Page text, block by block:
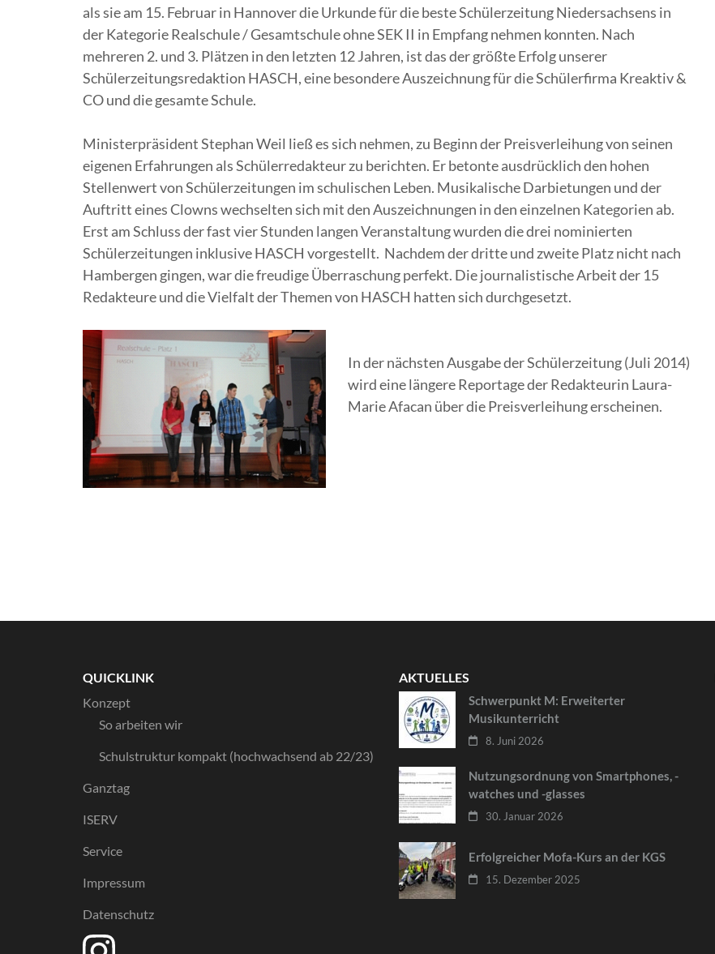
als sie am 15. Februar in Hannover die Urkunde für die beste Schülerzeitung Niedersachsens in
der Kategorie Realschule / Gesamtschule ohne SEK II in Empfang nehmen konnten. Nach
mehreren 2. und 3. Plätzen in den letzten 12 Jahren, ist das der größte Erfolg unserer
Schülerzeitungsredaktion HASCH, eine besondere Auszeichnung für die Schülerfirma Kreaktiv &
CO und die gesamte Schule.
Ministerpräsident Stephan Weil ließ es sich nehmen, zu Beginn der Preisverleihung von seinen
eigenen Erfahrungen als Schülerredakteur zu berichten. Er betonte ausdrücklich den hohen
Stellenwert von Schülerzeitungen im schulischen Leben. Musikalische Darbietungen und der
Auftritt eines Clowns wechselten sich mit den Auszeichnungen in den einzelnen Kategorien ab.
Erst am Schluss der fast vier Stunden langen Veranstaltung wurden die drei nominierten
Schülerzeitungen inklusive HASCH vorgestellt. Nachdem der dritte und zweite Platz nicht nach
Hambergen gingen, war die freudige Überraschung perfekt. Die journalistische Arbeit der 15
Redakteure und die Vielfalt der Themen von HASCH hatten sich durchgesetzt.
In der nächsten Ausgabe der Schülerzeitung (Juli 2014)
wird eine längere Reportage der Redakteurin Laura-
Marie Afacan über die Preisverleihung erscheinen.
QUICKLINK
Konzept
So arbeiten wir
Schulstruktur kompakt (hochwachsend ab 22/23)
Ganztag
ISERV
Service
Impressum
Datenschutz
AKTUELLES
Schwerpunkt M: Erweiterter
Musikunterricht
8. Juni 2026
Nutzungsordnung von Smartphones, -
watches und -glasses
30. Januar 2026
Erfolgreicher Mofa-Kurs an der KGS
15. Dezember 2025